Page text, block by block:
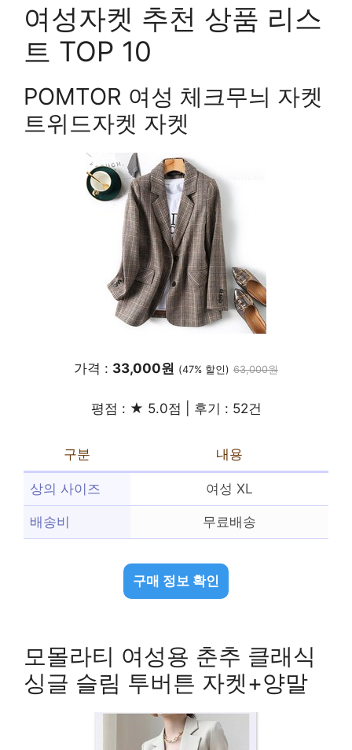
여성자켓 추천 상품 리스
트 TOP 10
POMTOR 여성 체크무늬 자켓
트위드자켓 자켓
가격 : 33,000원 (47% 할인) 63,000원
평점 : ★ 5.0점 | 후기 : 52건
구분 내용
상의 사이즈 여성 XL
배송비 무료배송
구매 정보 확인
모몰라티 여성용 춘추 클래식
싱글 슬림 투버튼 자켓+양말